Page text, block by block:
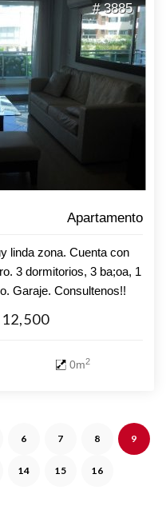
# 3885
Apartamento
linda zona. Cuenta con
3 dormitorios, 3 ba;oa, 1
Garaje. Consultenos!!
0m2
6 7 8 9
14 15 16